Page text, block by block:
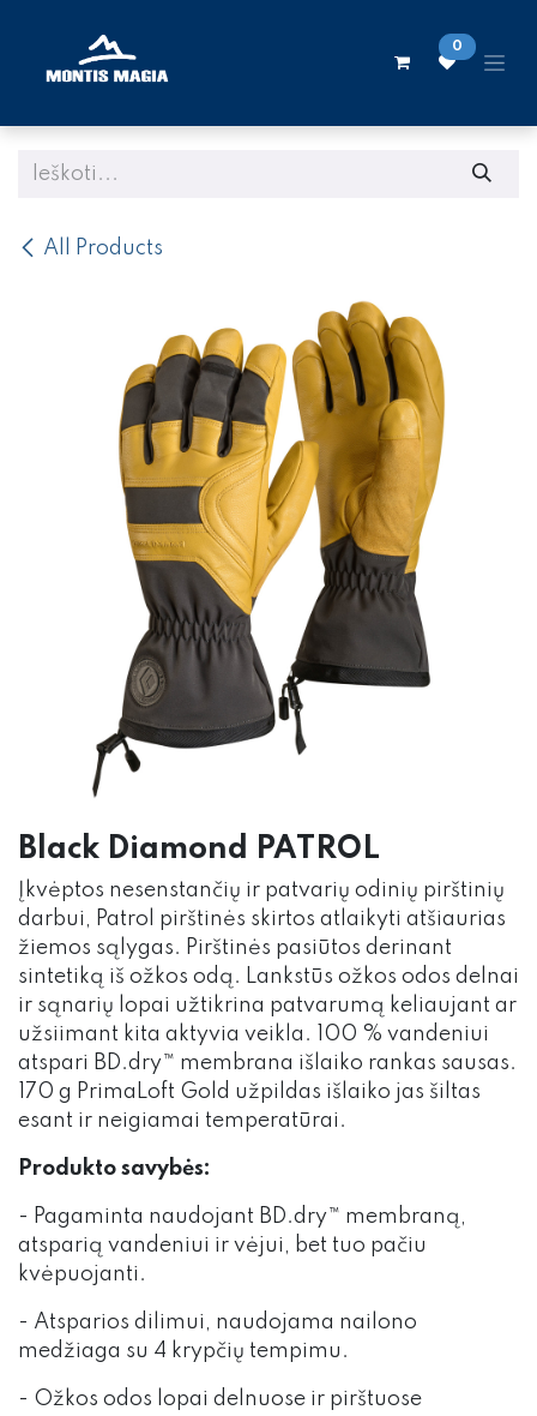
0
All Products
Black Diamond PATROL
Įkvėptos nesenstančių ir patvarių odinių pirštinių
darbui, Patrol pirštinės skirtos atlaikyti atšiaurias
žiemos sąlygas. Pirštinės pasiūtos derinant
sintetiką iš ožkos odą. Lankstūs ožkos odos delnai
ir sąnarių lopai užtikrina patvarumą keliaujant ar
užsiimant kita aktyvia veikla. 100 % vandeniui
atspari BD.dry™ membrana išlaiko rankas sausas.
170 g PrimaLoft Gold užpildas išlaiko jas šiltas
esant ir neigiamai temperatūrai.
Produkto savybės:
- Pagaminta naudojant BD.dry™ membraną,
atsparią vandeniui ir vėjui, bet tuo pačiu
kvėpuojanti.
- Atsparios dilimui, naudojama nailono
medžiaga su 4 krypčių tempimu.
- Ožkos odos lopai delnuose ir pirštuose